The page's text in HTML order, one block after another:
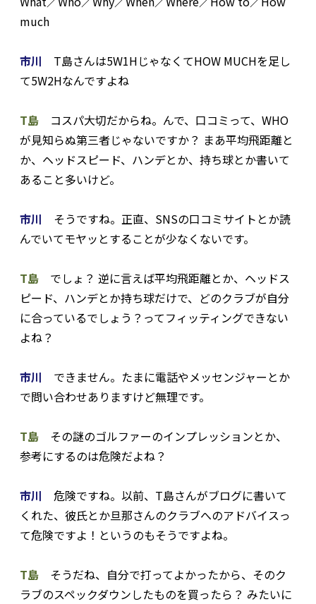
much
市川 T島さんは5W1HじゃなくてHOW MUCHを足し
て5W2Hなんですよね
T島 コスパ大切だからね。んで、口コミって、WHO
が見知らぬ第三者じゃないですか？ まあ平均飛距離と
か、ヘッドスピード、ハンデとか、持ち球とか書いて
あること多いけど。
市川 そうですね。正直、SNSの口コミサイトとか読
んでいてモヤッとすることが少なくないです。
T島 でしょ？ 逆に言えば平均飛距離とか、ヘッドス
ピード、ハンデとか持ち球だけで、どのクラブが自分
に合っているでしょう？ってフィッティングできない
よね？
市川 できません。たまに電話やメッセンジャーとか
で問い合わせありますけど無理です。
T島 その謎のゴルファーのインプレッションとか、
参考にするのは危険だよね？
市川 危険ですね。以前、T島さんがブログに書いて
くれた、彼氏とか旦那さんのクラブへのアドバイスっ
て危険ですよ！というのもそうですよね。
T島 そうだね、自分で打ってよかったから、そのク
ラブのスペックダウンしたものを買ったら？ みたいに